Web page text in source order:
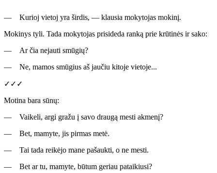
— Kurioj vietoj yra širdis, — klausia mokytojas mokinį.
Mokinys tyli. Tada mokytojas prisideda ranką prie krūtinės ir sako:
— Ar čia nejauti smūgių?
— Ne, mamos smūgius aš jaučiu kitoje vietoje...
✓✓✓
Motina bara sūnų:
— Vaikeli, argi gražu į savo draugą mesti akmenį?
— Bet, mamyte, jis pirmas metė.
— Tai tada reikėjo mane pašaukti, o ne mesti.
— Bet ar tu, mamyte, būtum geriau pataikiusi?